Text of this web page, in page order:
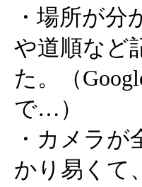
・場所が
や道順など
た。（
で…）
・カメラ
かり易くて